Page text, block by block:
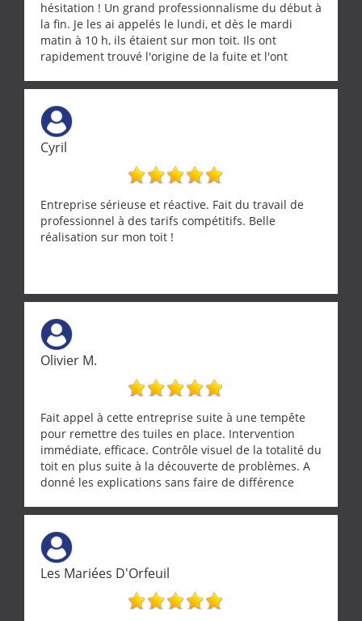
hésitation ! Un grand professionnalisme du début à
la fin. Je les ai appelés le lundi, et dès le mardi
matin à 10 h, ils étaient sur mon toit. Ils ont
rapidement trouvé l'origine de la fuite et l'ont
Une équipe sérieuse, réactive et compétente. C'est
vraiment rassurant de pouvoir compter sur des
artisans aussi professionnels. Merci encore !
Cyril
Entreprise sérieuse et réactive. Fait du travail de
professionnel à des tarifs compétitifs. Belle
réalisation sur mon toit !
Olivier M.
Fait appel à cette entreprise suite à une tempête
pour remettre des tuiles en place. Intervention
immédiate, efficace. Contrôle visuel de la totalité du
toit en plus suite à la découverte de problèmes. A
donné les explications sans faire de différence
Les Mariées D'Orfeuil